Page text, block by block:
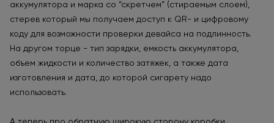
аккумулятора и марка со “скретчем” (стираемым слоем),
стерев который мы получаем доступ к QR- и цифровому
коду для возможности проверки девайса на подлинность.
На другом торце - тип зарядки, емкость аккумулятора,
объем жидкости и количество затяжек, а также дата
изготовления и дата, до которой сигарету надо
использовать.